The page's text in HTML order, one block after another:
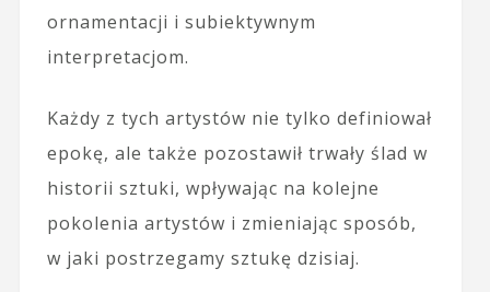
ornamentacji i subiektywnym
interpretacjom.
Każdy z tych artystów nie tylko definiował
epokę, ale także pozostawił trwały ślad w
historii sztuki, wpływając na kolejne
pokolenia artystów i zmieniając sposób,
w jaki postrzegamy sztukę dzisiaj.